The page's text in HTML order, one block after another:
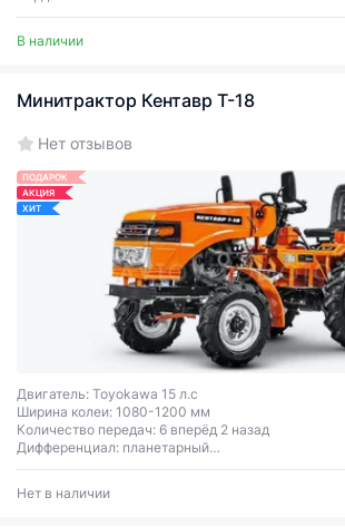
Сцепное соединение 3 точки
В наличии
Минитрактор Кентавр Т-18
Нет отзывов
ПОДАРОК
АКЦИЯ
ХИТ
Двигатель: Toyokawa 15 л.с
Ширина колеи: 1080-1200 мм
Количество передач: 6 вперёд 2 назад
Дифференциал: планетарный
Система гидравлики: одновекторная (4
Блокировка заднего моста: есть
Нет в наличии